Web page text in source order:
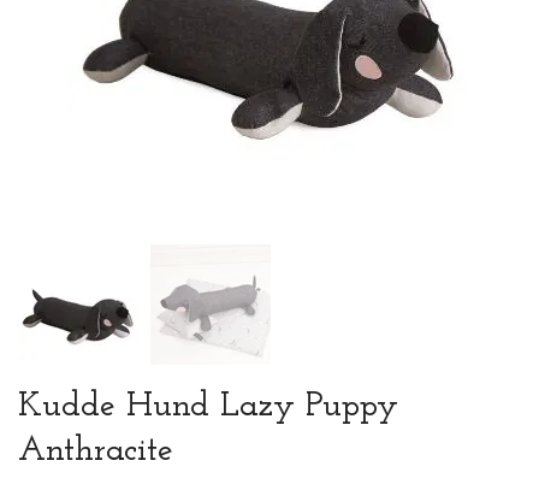
Kudde Hund Lazy Puppy
Anthracite